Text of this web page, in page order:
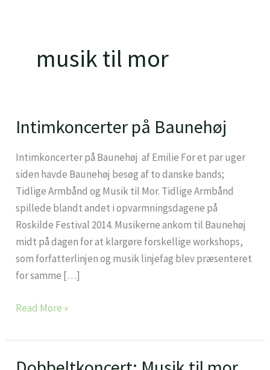
musik til mor
Intimkoncerter på Baunehøj
Intimkoncerter på Baunehøj af Emilie For et par uger
siden havde Baunehøj besøg af to danske bands;
Tidlige Armbånd og Musik til Mor. Tidlige Armbånd
spillede blandt andet i opvarmningsdagene på
Roskilde Festival 2014. Musikerne ankom til Baunehøj
midt på dagen for at klargøre forskellige workshops,
som forfatterlinjen og musik linjefag blev præsenteret
for samme […]
Intimkoncerter
Baunehøj
Read More »
Dobbeltkoncert: